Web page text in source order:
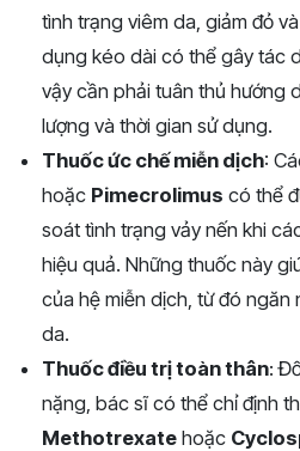
tình trạng viêm da, giảm đỏ
dụng kéo dài có thể gây tác
vậy cần phải tuân thủ hướng
lượng và thời gian sử dụng.
Thuốc ức chế miễn dịch:
hoặc Pimecrolimus có thể
soát tình trạng vảy nến khi
hiệu quả. Những thuốc này
của hệ miễn dịch, từ đó ngăn
da.
Thuốc điều trị toàn thân:
nặng, bác sĩ có thể chỉ định
Methotrexate hoặc